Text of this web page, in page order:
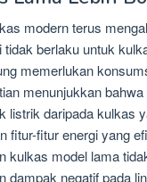
modern terus
berlaku untuk
memerlukan
menunjukkan
listrik daripada kulkas
fitur-fitur energi yang
kulkas model lama
dampak negatif pada